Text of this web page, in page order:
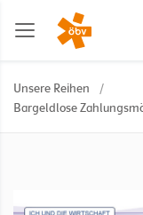
Unsere Reihen
/
Bargeldlose